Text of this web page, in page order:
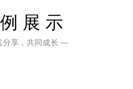
展示
享，共同成长 —